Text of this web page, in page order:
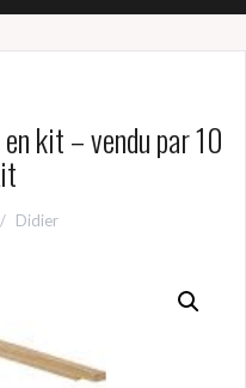
kit – vendu par 10
Didier